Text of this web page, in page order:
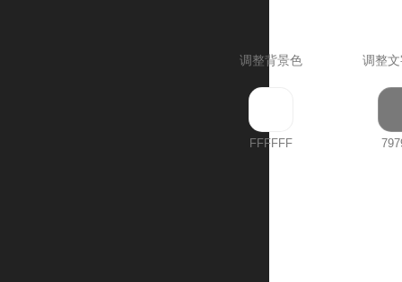
调整背景色 调整